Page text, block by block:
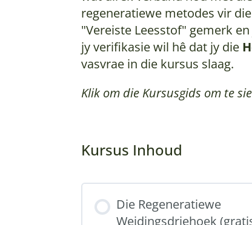
regeneratiewe metodes vir
"Vereiste Leesstof" gemerk
jy verifikasie wil hê dat jy die
vasvrae in die kursus slaag.
Klik om die Kursusgids om te
Kursus Inhoud
Die Regeneratiewe
Weidingsdriehoek